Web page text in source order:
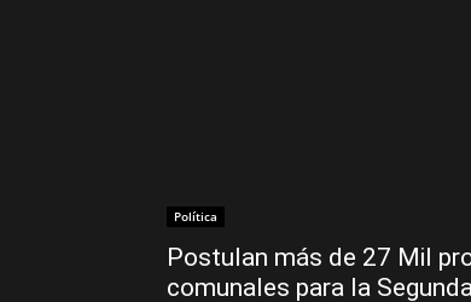
Política
Postulan más de 27 Mil
comunales para la